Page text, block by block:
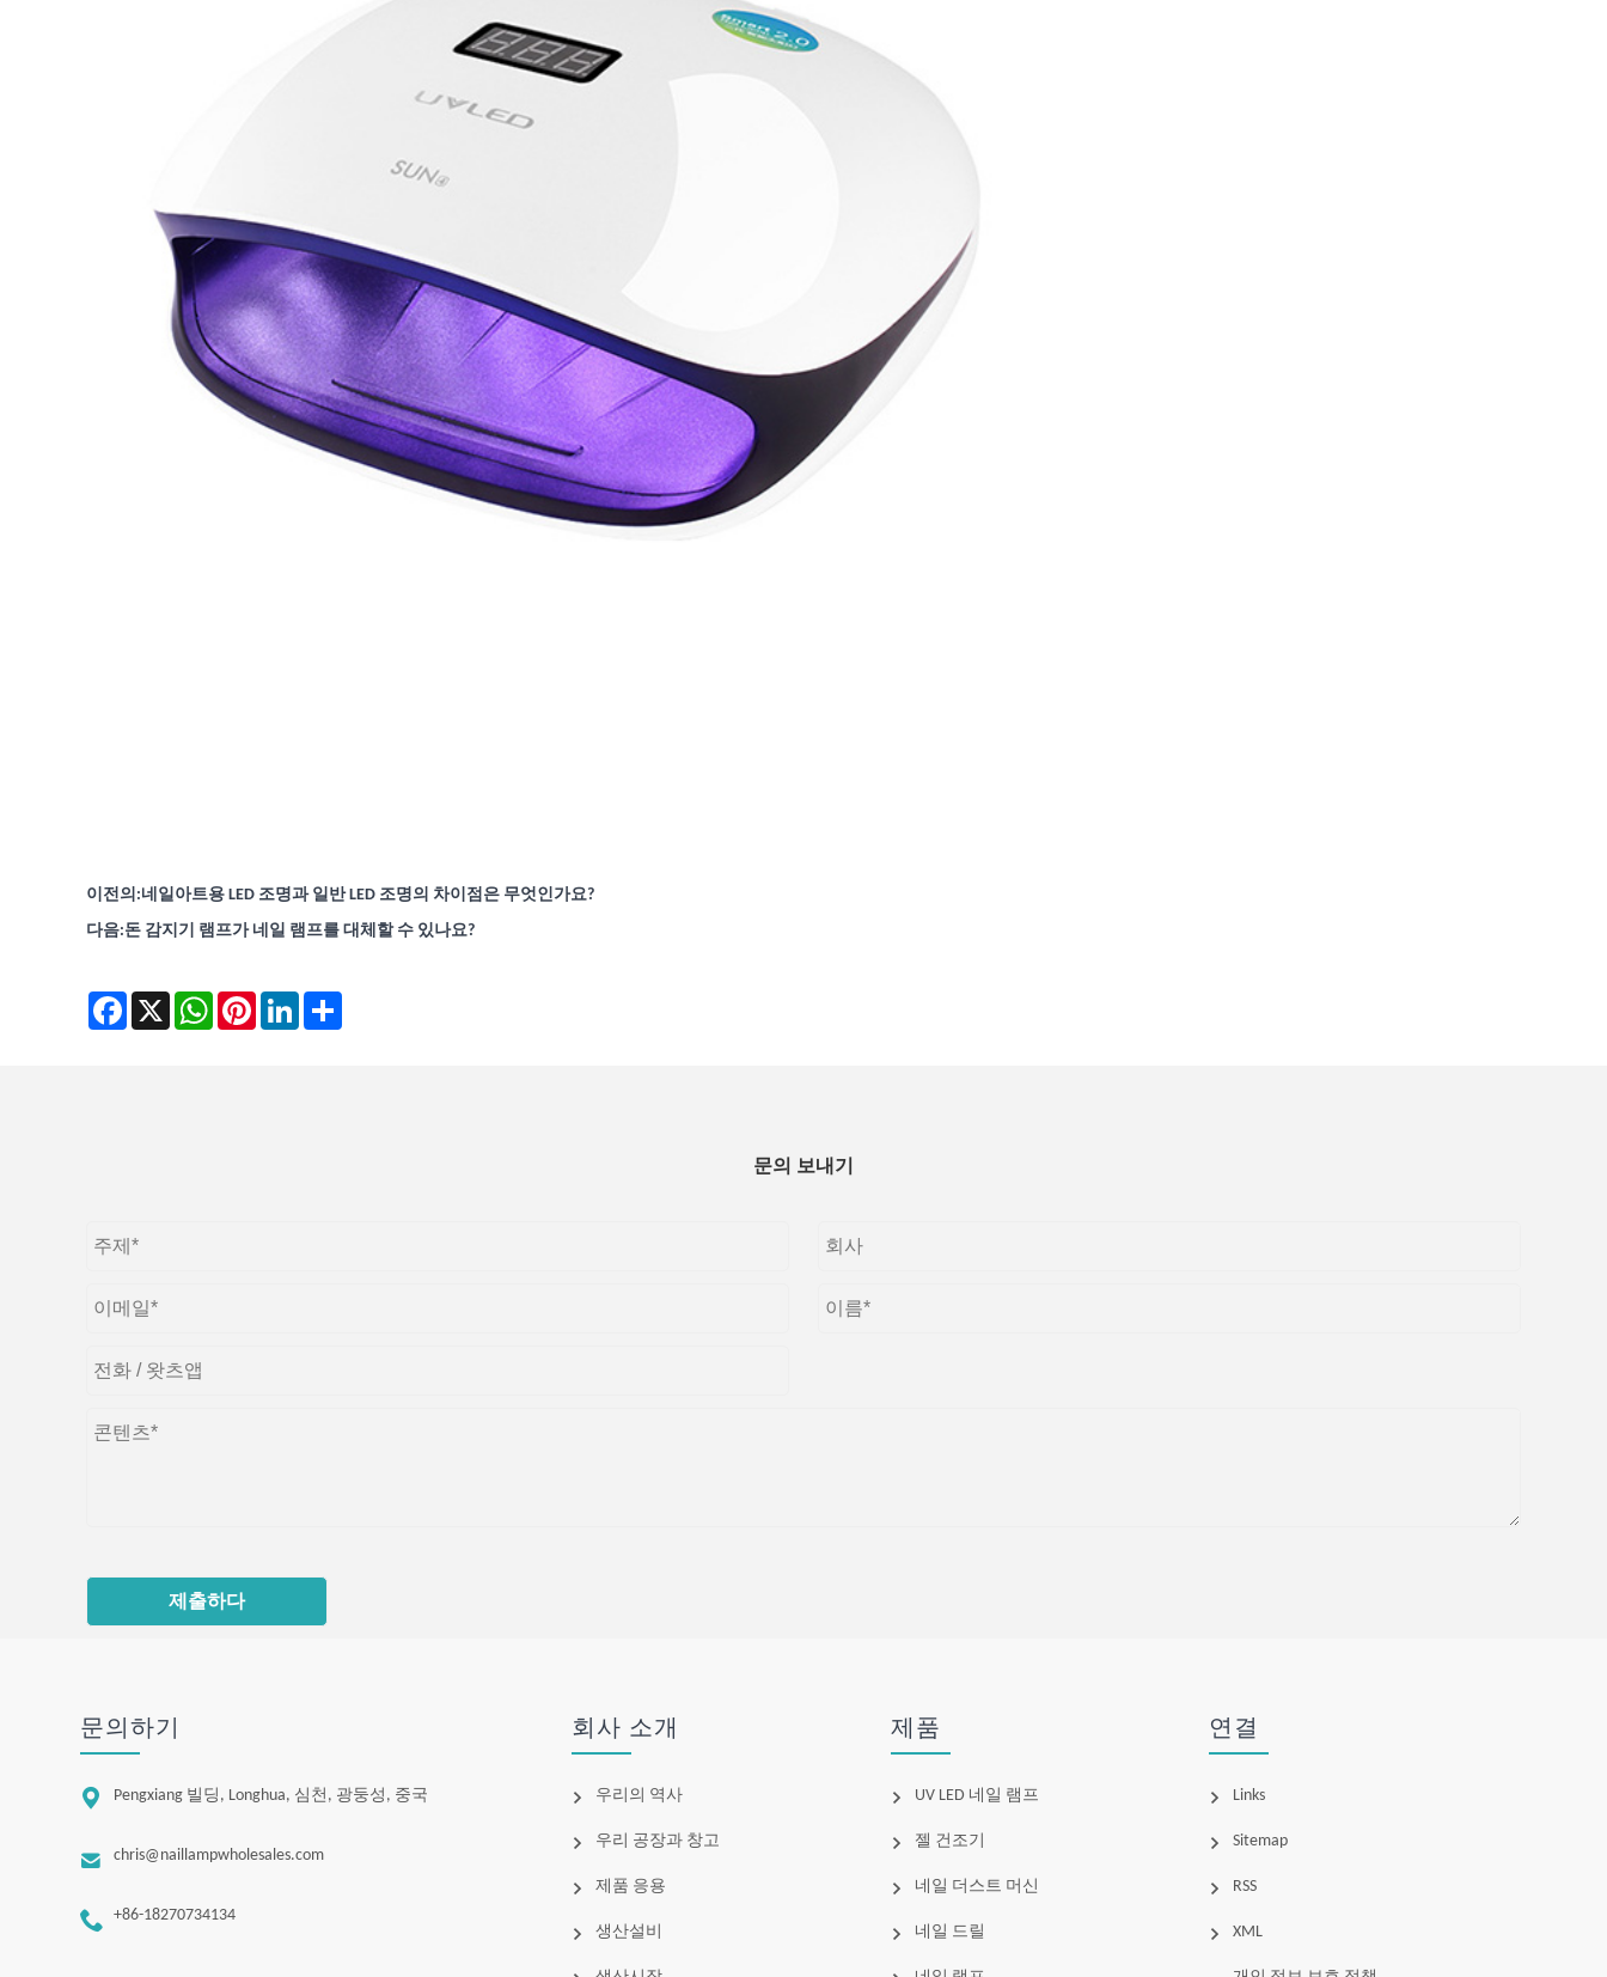
이전의:네일아트용 LED 조명과 일반 LED 조명의 차이점은 무엇인가요?
다음:돈 감지기 램프가 네일 램프를 대체할 수 있나요?
Facebook
X WhatsAppPinterestLinkedIn
문의 보내기
제출하다
문의하기
 Pengxiang 빌딩, Longhua, 심천, 광둥성, 중국
 chris@naillampwholesales.com
 +86-18270734134
회사 소개
우리의 역사
우리 공장과 창고
제품 응용
생산설비
제품
UV LED 네일 램프
젤 건조기
네일 더스트 머신
네일 드릴
연결
Links
Sitemap
RSS
XML